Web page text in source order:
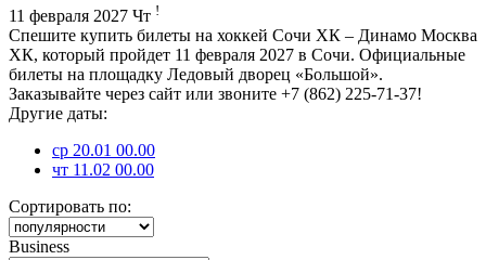
11 февраля 2027 Чт !
Спешите купить билеты на хоккей Сочи ХК – Динамо Москва
ХК, который пройдет 11 февраля 2027 в Сочи. Официальные
билеты на площадку Ледовый дворец «Большой».
Заказывайте через сайт или звоните +7 (862) 225-71-37!
Другие даты:
ср 20.01 00.00
чт 11.02 00.00
Сортировать по:
Business